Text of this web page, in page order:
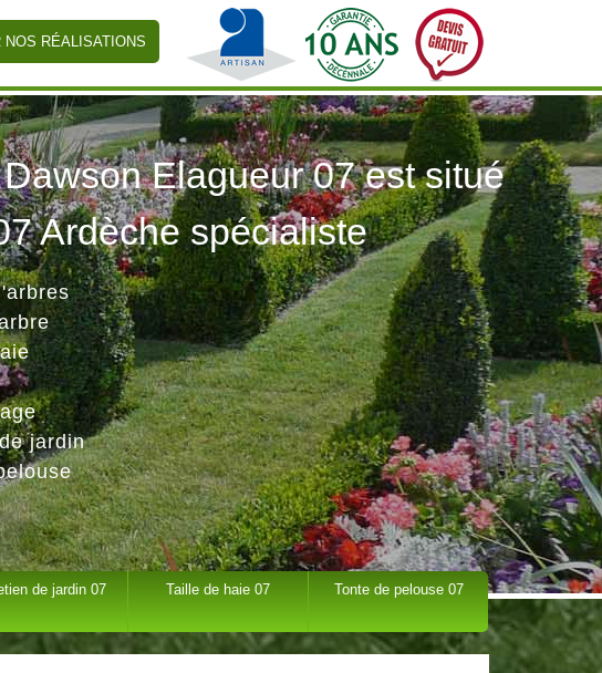
NOS RÉALISATIONS
Elagueur 07 est situé
Ardèche spécialiste
jardin
de jardin 07 Taille de haie 07 Tonte de pelouse 07